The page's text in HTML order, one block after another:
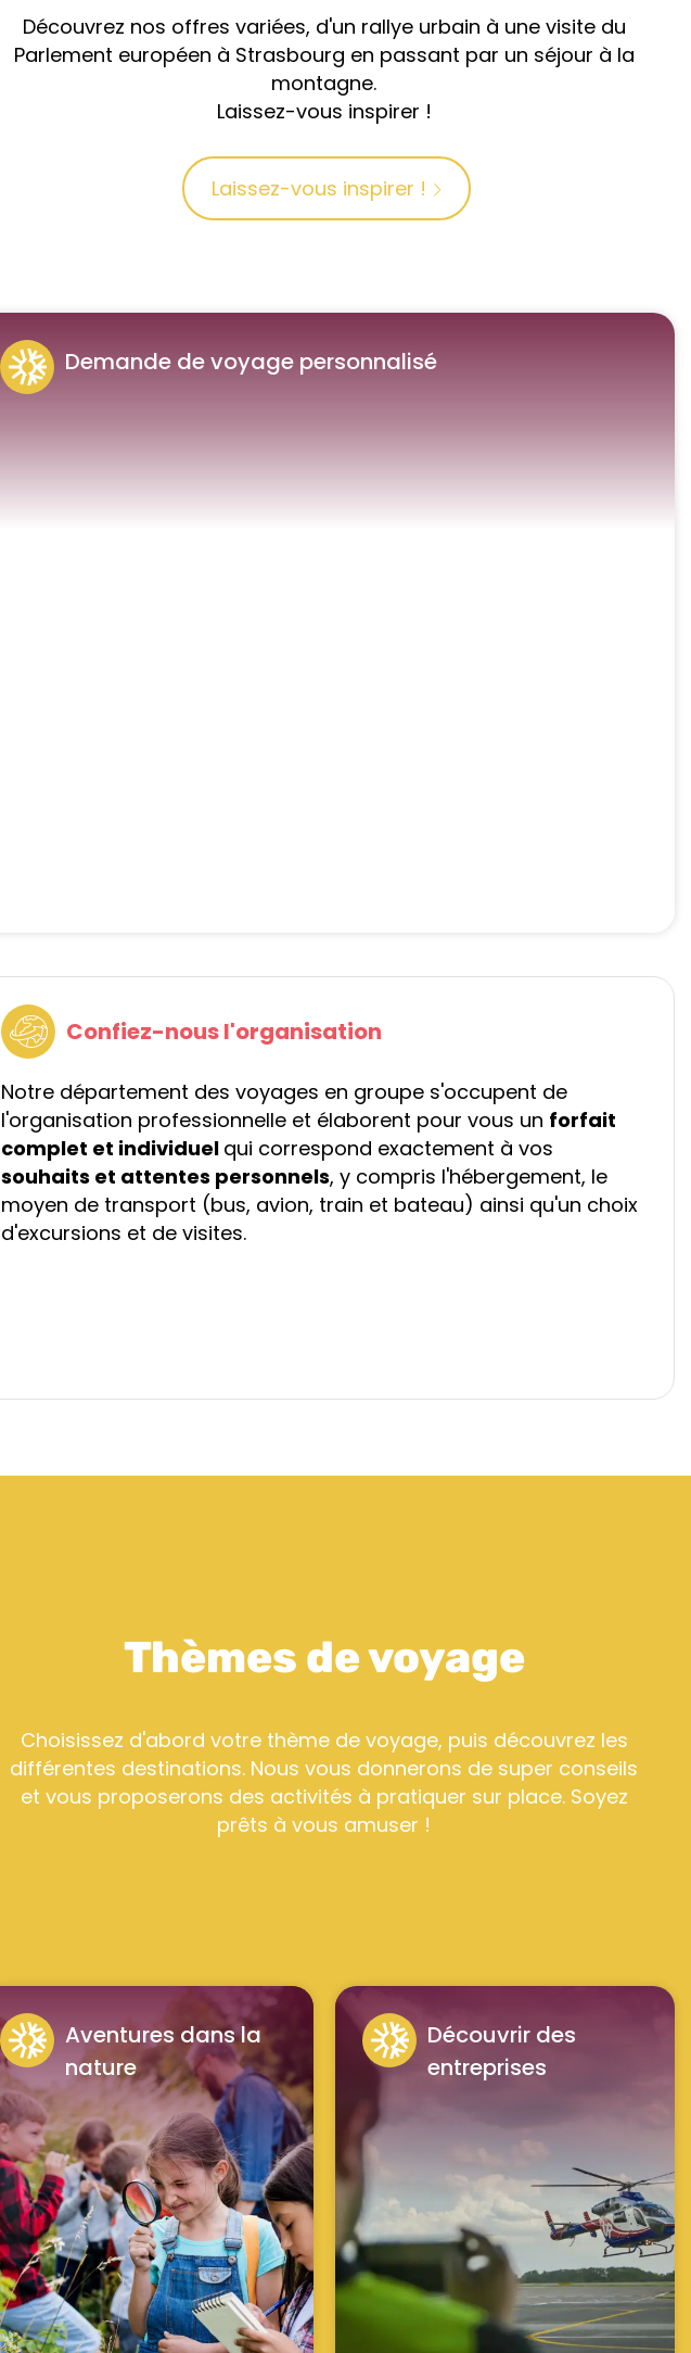
Découvrez nos offres variées, d'un rallye urbain à une visite du
Parlement européen à Strasbourg en passant par un séjour à la
montagne.
Laissez-vous inspirer !
Laissez-vous inspirer !
Demande de voyage personnalisé
Confiez-nous l'organisation
Notre département des voyages en groupe s'occupent de
l'organisation professionnelle et élaborent pour vous un forfait
complet et individuel qui correspond exactement à vos
souhaits et attentes personnels, y compris l'hébergement, le
moyen de transport (bus, avion, train et bateau) ainsi qu'un choix
d'excursions et de visites.
Thèmes de voyage
Choisissez d'abord votre thème de voyage, puis découvrez les
différentes destinations. Nous vous donnerons de super conseils
et vous proposerons des activités à pratiquer sur place. Soyez
prêts à vous amuser !
Aventures dans la
nature
Découvrir des
entreprises